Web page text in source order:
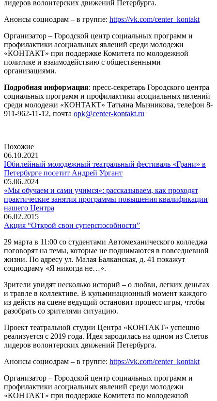
лидеров волонтерских движений Петербурга.
Анонсы социодрам – в группе: https://vk.com/center_kontakt
Организатор – Городской центр социальных программ и
профилактики асоциальных явлений среди молодежи
«КОНТАКТ» при поддержке Комитета по молодежной
политике и взаимодействию с общественными
организациями.
Подробная информация: пресс-секретарь Городского центра
социальных программ и профилактики асоциальных явлений
среди молодежи «КОНТАКТ» Татьяна Мызникова, телефон 8-
911-962-11-12, почта opk@center-kontakt.ru
Похожие
06.10.2021
Юбилейный молодежный театральный фестиваль «Грани» в
Петербурге посетит Андрей Ургант
05.06.2024
«Мы обучаем и сами учимся»: рассказываем, как проходят
практические занятия программы повышения квалификации
нашего Центра
06.02.2015
Акция “Открой свои суперспособности”
29 марта в 11:00 со студентами Автомеханического колледжа
поговорят на темы, которые не поднимаются в повседневной
жизни. По адресу ул. Малая Балканская, д. 41 покажут
социодраму «Я никогда не…».
Зрители увидят несколько историй – о любви, легких деньгах
и травле в коллективе. В кульминационный момент каждого
из действ на сцене ведущий остановит процесс игры, чтобы
разобрать со зрителями ситуацию.
Проект театральной студии Центра «КОНТАКТ» успешно
реализуется с 2019 года. Идея зародилась на одном из Слетов
лидеров волонтерских движений Петербурга.
Анонсы социодрам – в группе: https://vk.com/center_kontakt
Организатор – Городской центр социальных программ и
профилактики асоциальных явлений среди молодежи
«КОНТАКТ» при поддержке Комитета по молодежной